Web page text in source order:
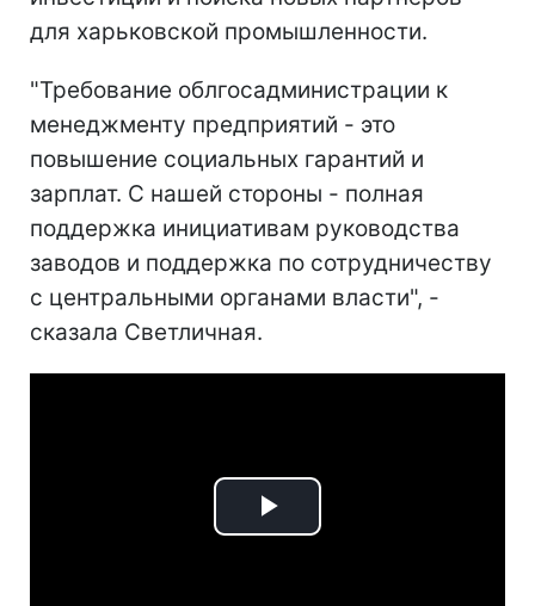
для харьковской промышленности.
"Требование облгосадминистрации к
менеджменту предприятий - это
повышение социальных гарантий и
зарплат. С нашей стороны - полная
поддержка инициативам руководства
заводов и поддержка по сотрудничеству
с центральными органами власти", -
сказала Светличная.
Play